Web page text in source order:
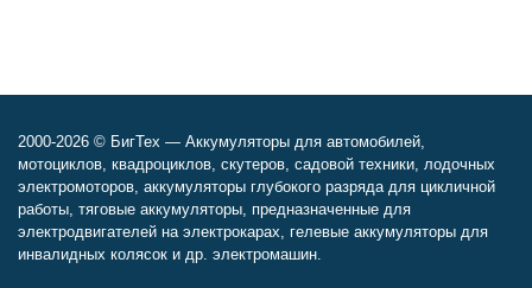
2000-2026 © БигТех — Аккумуляторы для автомобилей,
мотоциклов, квадроциклов, скутеров, садовой техники, лодочных
электромоторов, аккумуляторы глубокого разряда для цикличной
работы, тяговые аккумуляторы, предназначенные для
электродвигателей на электрокарах, гелевые аккумуляторы для
инвалидных колясок и др. электромашин.